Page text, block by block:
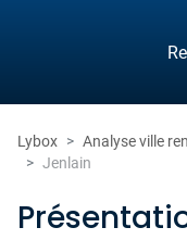
Lybox Analyse ville
Jenlain